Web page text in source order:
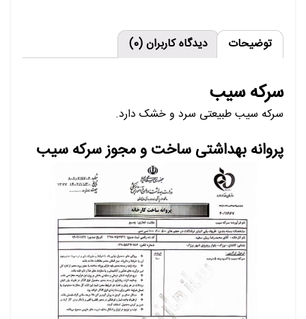
توضیحات دیدگاه کاربران (0)
سرکه سیب
سرکه سیب طبیعتی سرد و خشک دارد.
پروانه بهداشتی ساخت و مجوز سرکه سیب